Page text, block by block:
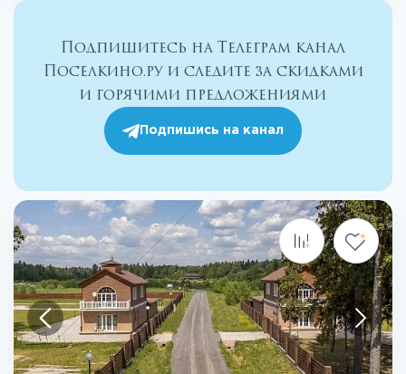
Подпишитесь на Телеграм канал
Поселкино.ру и следите за скидками
и горячими предложениями
Подпишись на канал